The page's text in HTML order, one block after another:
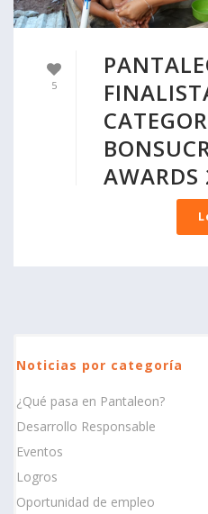
5
Noticias por categoría
¿Qué pasa en Pantaleon?
Desarrollo Responsable
Eventos
Logros
Oportunidad de empleo